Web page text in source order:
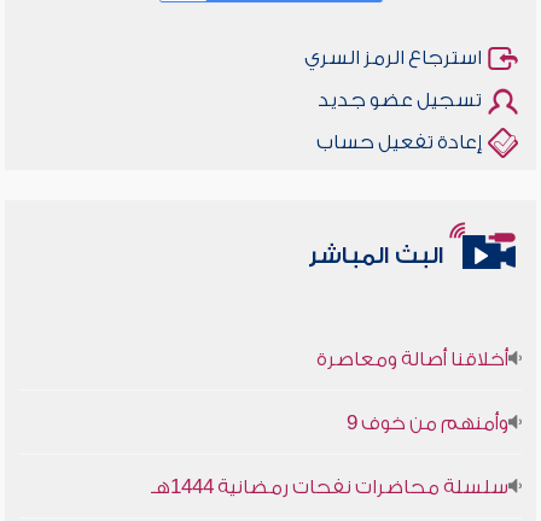
استرجاع الرمز السري
تسجيل عضو جديد
إعادة تفعيل حساب
البث المباشر
أخلاقنا أصالة ومعاصرة
وأمنهم من خوف 9
سلسلة محاضرات نفحات رمضانية 1444هـ